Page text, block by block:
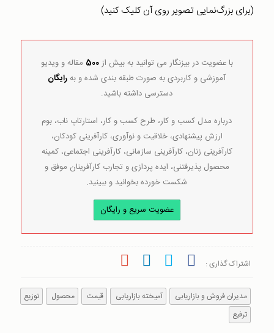
(برای بزرگ‌نمایی تصویر روی آن کلیک کنید)
با عضویت در بیزنگار می توانید به بیش از500 مقاله و ویدیو
آموزشی و کاربردی به صورت طبقه بندی شده و بهرایگان
دسترسی داشته باشید.
درباره مدل کسب و کار، طرح کسب و کار، استارتاپ ناب، بوم
ارزش پیشنهادی، خلاقیت و نوآوری، کارآفرینی کودکان،
کارآفرینی زنان، کارآفرینی سازمانی، کارآفرینی اجتماعی، کمینه
محصول پذیرفتنی، ایده پردازی و تجارب کارآفرینان موفق و
شکست خورده بخوانید و ببینید.
عضویت سریع و رایگان
اشتراک گذاری :
مدیران فروش و بازاریابی آمیخته بازاریابی قیمت محصول
توزیع
ترفیع